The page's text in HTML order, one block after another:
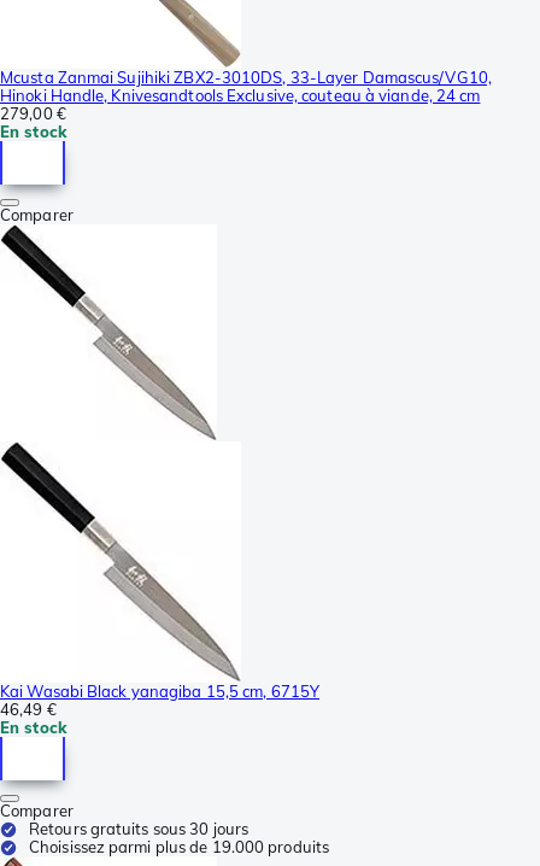
Mcusta Zanmai Sujihiki ZBX2-3010DS, 33-Layer Damascus/VG10,
Hinoki Handle, Knivesandtools Exclusive, couteau à viande, 24 cm
279,00 €
En stock
Comparer
Kai Wasabi Black yanagiba 15,5 cm, 6715Y
46,49 €
En stock
Comparer
Retours gratuits sous 30 jours
Choisissez parmi plus de 19.000 produits